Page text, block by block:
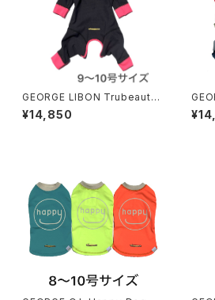
GEORGE LIBON Trubeaute
4legs 9〜10号サイズ ジョー
ジ リボン トゥルーボーテ 4レ
¥14,850
ズ5
ト